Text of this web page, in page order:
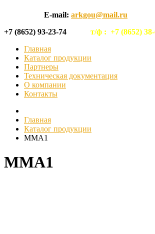
E-mail: arkgou@mail.ru
+7 (8652) 93-23-74 т/ф : +7 (8652)
Главная
Каталог продукции
Партнеры
Техническая документация
О компании
Контакты
Главная
Каталог продукции
MMA1
MMA1